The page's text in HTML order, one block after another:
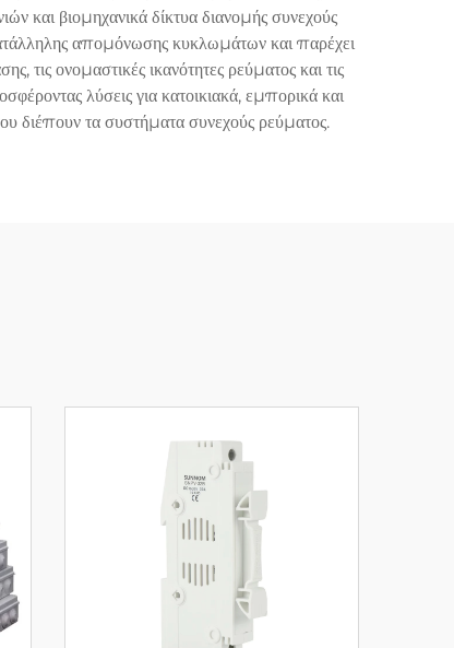
και βιομηχανικά δίκτυα διανομής συνεχούς
απομόνωσης κυκλωμάτων και παρέχει
τις ονομαστικές ικανότητες ρεύματος και τις
λύσεις για κατοικιακά, εμπορικά και
διέπουν τα συστήματα συνεχούς ρεύματος.